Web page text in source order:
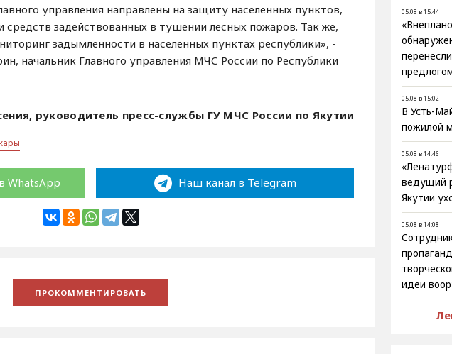
управления направлены на защиту населенных пунктов,
задействованных в тушении лесных пожаров. Так же,
задымленности в населенных пунктах республики», -
начальник Главного управления МЧС России по Республики
руководитель пресс-службы ГУ МЧС России по Якутии
WhatsApp Наш канал в Telegram
05.08 в 15:44
05.08 в 15:02
В Усть-
пожилой
05.08 в 14:46
ведущий
Якутии
05.08 в 14:08
идеи